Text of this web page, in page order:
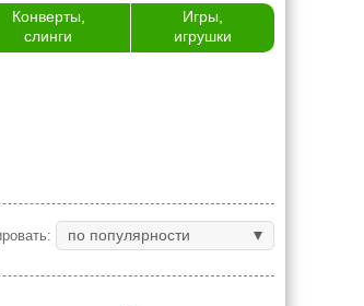
Конверты,
слинги
Игры,
игрушки
по популярности